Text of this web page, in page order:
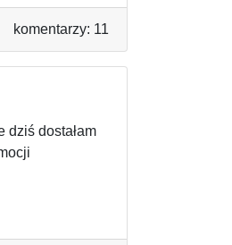
komentarzy: 11
dziś dostałam